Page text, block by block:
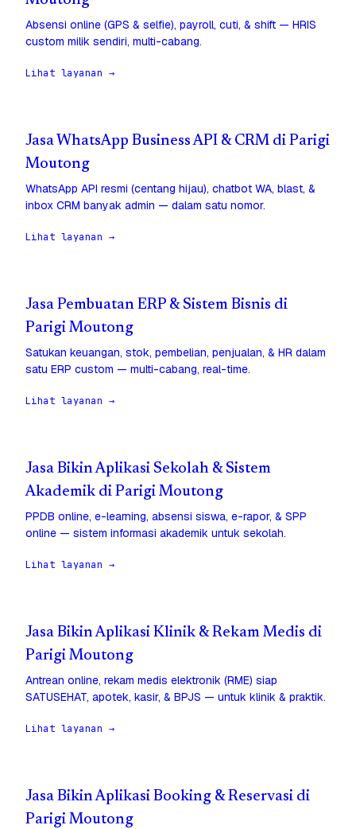
Absensi online (GPS & selfie), payroll, cuti, & shift — HRIS
custom milik sendiri, multi-cabang.
Lihat layanan →
Jasa WhatsApp Business API & CRM di Parigi
Moutong
WhatsApp API resmi (centang hijau), chatbot WA, blast, &
inbox CRM banyak admin — dalam satu nomor.
Lihat layanan →
Jasa Pembuatan ERP & Sistem Bisnis di
Parigi Moutong
Satukan keuangan, stok, pembelian, penjualan, & HR dalam
satu ERP custom — multi-cabang, real-time.
Lihat layanan →
Jasa Bikin Aplikasi Sekolah & Sistem
Akademik di Parigi Moutong
PPDB online, e-learning, absensi siswa, e-rapor, & SPP
online — sistem informasi akademik untuk sekolah.
Lihat layanan →
Jasa Bikin Aplikasi Klinik & Rekam Medis di
Parigi Moutong
Antrean online, rekam medis elektronik (RME) siap
SATUSEHAT, apotek, kasir, & BPJS — untuk klinik & praktik.
Lihat layanan →
Jasa Bikin Aplikasi Booking & Reservasi di
Parigi Moutong